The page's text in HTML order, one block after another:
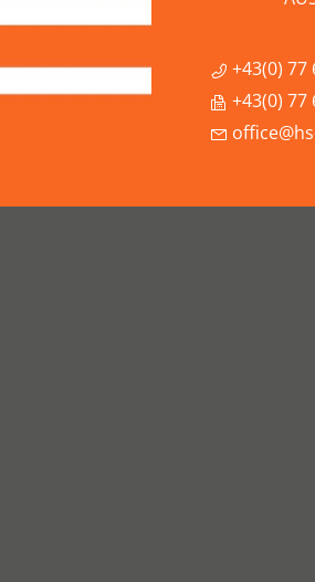
+43(0) 77
+43(0) 77